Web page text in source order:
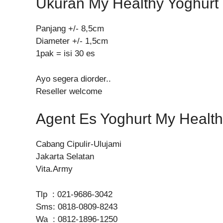
Panjang +/- 8,5cm
Diameter +/- 1,5cm
1pak = isi 30 es
Ayo segera diorder..
Reseller welcome
Agent Es Yoghurt My
Cabang Cipulir-Ulujami
Jakarta Selatan
Vita.Army
Tlp : 021-9686-3042
Sms: 0818-0809-8243
Wa : 0812-1896-1250